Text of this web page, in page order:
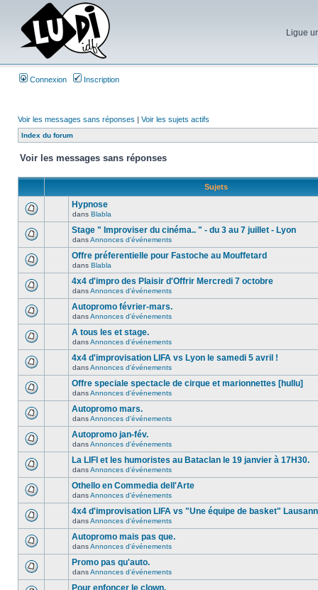
Ligue
Connexion Inscription
Voir les messages sans réponses | Voir les sujets actifs
Index du forum
Voir les messages sans réponses
Sujets
Hypnose
dans Blabla
Stage " Improviser du cinéma.. " - du 3 au 7 juillet - Lyon
dansAnnonces d'événements
Offre préferentielle pour Fastoche au Mouffetard
dans Blabla
4x4 d'impro des Plaisir d'Offrir Mercredi 7 octobre
dansAnnonces d'événements
Autopromo février-mars.
dansAnnonces d'événements
A tous les et stage.
dansAnnonces d'événements
4x4 d'improvisation LIFA vs Lyon le samedi 5 avril !
dansAnnonces d'événements
Offre speciale spectacle de cirque et marionnettes [hullu]
dansAnnonces d'événements
Autopromo mars.
dansAnnonces d'événements
Autopromo jan-fév.
dansAnnonces d'événements
La LIFI et les humoristes au Bataclan le 19 janvier à 17H30.
dansAnnonces d'événements
Othello en Commedia dell'Arte
dansAnnonces d'événements
4x4 d'improvisation LIFA vs "Une équipe de basket"
dansAnnonces d'événements
Autopromo mais pas que.
dansAnnonces d'événements
Promo pas qu'auto.
dansAnnonces d'événements
Pour enfoncer le clown.